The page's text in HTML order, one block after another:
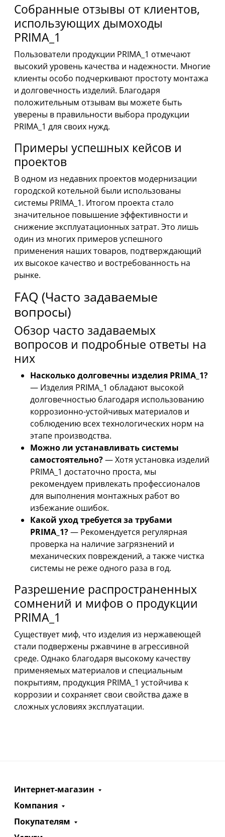
Собранные отзывы от клиентов,
использующих дымоходы
PRIMA_1
Пользователи продукции PRIMA_1 отмечают
высокий уровень качества и надежности. Многие
клиенты особо подчеркивают простоту монтажа
и долговечность изделий. Благодаря
положительным отзывам вы можете быть
уверены в правильности выбора продукции
PRIMA_1 для своих нужд.
Примеры успешных кейсов и
проектов
В одном из недавних проектов модернизации
городской котельной были использованы
системы PRIMA_1. Итогом проекта стало
значительное повышение эффективности и
снижение эксплуатационных затрат. Это лишь
один из многих примеров успешного
применения наших товаров, подтверждающий
их высокое качество и востребованность на
рынке.
FAQ (Часто задаваемые
вопросы)
Обзор часто задаваемых
вопросов и подробные ответы на
них
Насколько долговечны изделия PRIMA_1?
— Изделия PRIMA_1 обладают высокой
долговечностью благодаря использованию
коррозионно-устойчивых материалов и
соблюдению всех технологических норм на
этапе производства.
Можно ли устанавливать системы
самостоятельно?— Хотя установка изделий
PRIMA_1 достаточно проста, мы
рекомендуем привлекать профессионалов
для выполнения монтажных работ во
избежание ошибок.
Какой уход требуется за трубами
PRIMA_1?— Рекомендуется регулярная
проверка на наличие загрязнений и
механических повреждений, а также чистка
системы не реже одного раза в год.
Разрешение распространенных
сомнений и мифов о продукции
PRIMA_1
Существует миф, что изделия из нержавеющей
стали подвержены ржавчине в агрессивной
среде. Однако благодаря высокому качеству
применяемых материалов и специальным
покрытиям, продукция PRIMA_1 устойчива к
коррозии и сохраняет свои свойства даже в
сложных условиях эксплуатации.
Интернет-магазин
Компания
Покупателям